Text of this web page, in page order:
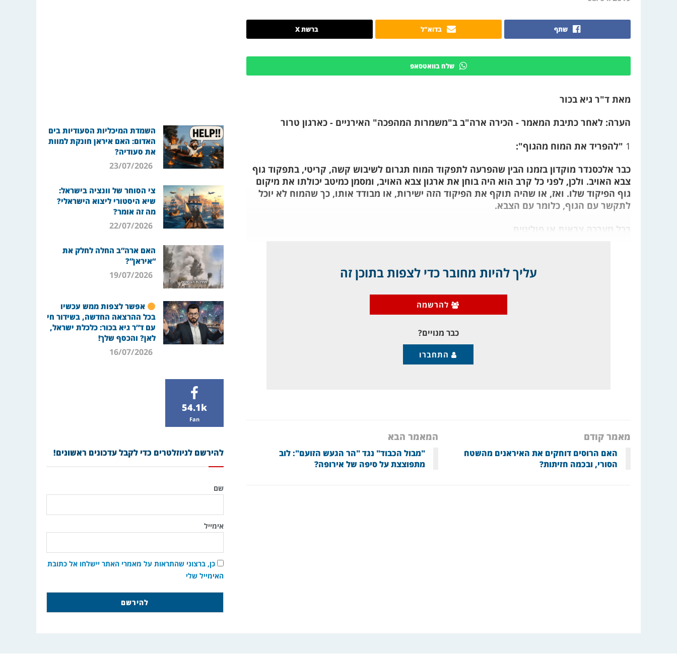
שתף בדוא"ל ברשת X
שלח בוואטסאפ
מאת ד"ר גיא בכור
הערה: לאחר כתיבת המאמר - הכירה ארה"ב ב"משמרות המהפכה" האירניים - כארגון טרור
1 "להפריד את המוח מהגוף":
כבר אלכסנדר מוקדון בזמנו הבין שהפרעה לתפקוד המוח תגרום לשיבוש קשה, קריטי, בתפקוד גוף
צבא האויב. ולכן, לפני כל קרב הוא היה בוחן את ארגון צבא האויב, ומסמן כמיטב יכולתו את מיקום
גוף הפיקוד שלו. ואז, או שהיה תוקף את הפיקוד הזה ישירות, או מבודד אותו, כך שהמוח לא יוכל
לתקשר עם הגוף, כלומר עם הצבא.
בכל מערכה צבאית או פוליטית,
עליך להיות מחובר כדי לצפות בתוכן זה
להרשמה
כבר מנויים?
התחברו
מאמר קודם
האם הרוסים דוחקים את האיראנים מהשטח
הסורי, ובכמה חזיתות?
המאמר הבא
"מבול הכבוד" נגד "הר הגעש הזועם": לוב
מתפוצצת על סיפה של אירופה?
השמדת המיכליות הסעודיות בים
האדום: האם איראן חונקת למוות
את סעודיה?
23/07/2026
צי הסוחר של וונציה בישראל:
שיא היסטורי ליצוא הישראלי?
מה זה אומר?
22/07/2026
האם ארה”ב החלה לחלק את
“איראן”?
19/07/2026
אפשר לצפות ממש עכשיו
בכל ההרצאה החדשה, בשידור חי
עם ד”ר גיא בכור: כלכלת ישראל,
לאן? והכסף שלך!
16/07/2026
54.1k
Fan
להירשם לניוזלטרים כדי לקבל עדכונים ראשונים!
שם
אימייל
כן, ברצוני שהתראות על מאמרי האתר יישלחו אל כתובת
האימייל שלי